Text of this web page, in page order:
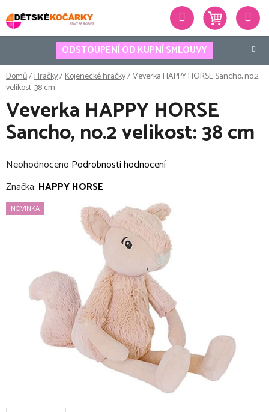
na
obsah
ODSTOUPENÍ OD KUPNÍ SMLOUVY
Hledat
Domů/Hračky/Kojenecké hračky/Veverka HAPPY HORSE Sancho, no.2
velikost: 38 cm
Veverka HAPPY HORSE
Sancho, no.2 velikost: 38 cm
Průměrné
hodnocení
je
hvězdiček.
Neohodnoceno Podrobnosti hodnocení
Značka: HAPPY HORSE
NOVINKA